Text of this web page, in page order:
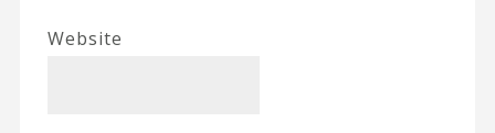
Website